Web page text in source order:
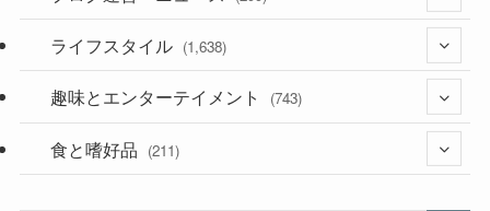
(187)
(118)
(181)
ライフスタイル (1,638)
(394)
(282)
趣味とエンターテイメント (743)
(56)
食と嗜好品 (211)